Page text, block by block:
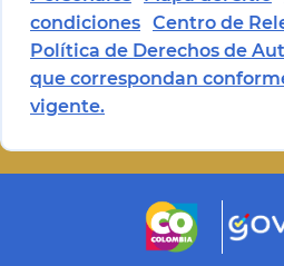
condiciones Centro de
Política de Derechos de
que correspondan
vigente.